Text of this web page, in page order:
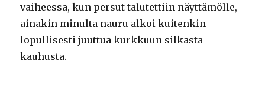
vaiheessa, kun persut talutettiin näyttämölle,
ainakin minulta nauru alkoi kuitenkin
lopullisesti juuttua kurkkuun silkasta
kauhusta.